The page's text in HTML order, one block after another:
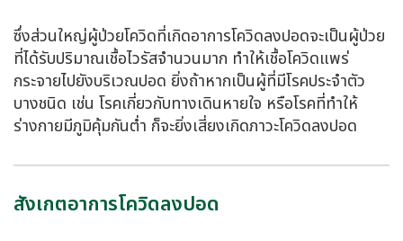
ซึ่งส่วนใหญ่ผู้ป่วยโควิดที่เกิดอาการโควิดลงปอดจะเป็นผู้ป่วย
ที่ได้รับปริมาณเชื้อไวรัสจำนวนมาก ทำให้เชื้อโควิดแพร่
กระจายไปยังบริเวณปอด ยิ่งถ้าหากเป็นผู้ที่มีโรคประจำตัว
บางชนิด เช่น โรคเกี่ยวกับทางเดินหายใจ หรือโรคที่ทำให้
ร่างกายมีภูมิคุ้มกันต่ำ ก็จะยิ่งเสี่ยงเกิดภาวะโควิดลงปอด
สังเกตอาการโควิดลงปอด